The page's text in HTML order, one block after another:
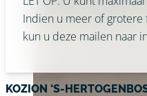
Indien u meer of grotere
kun u deze mailen naar
KOZION ‘S-